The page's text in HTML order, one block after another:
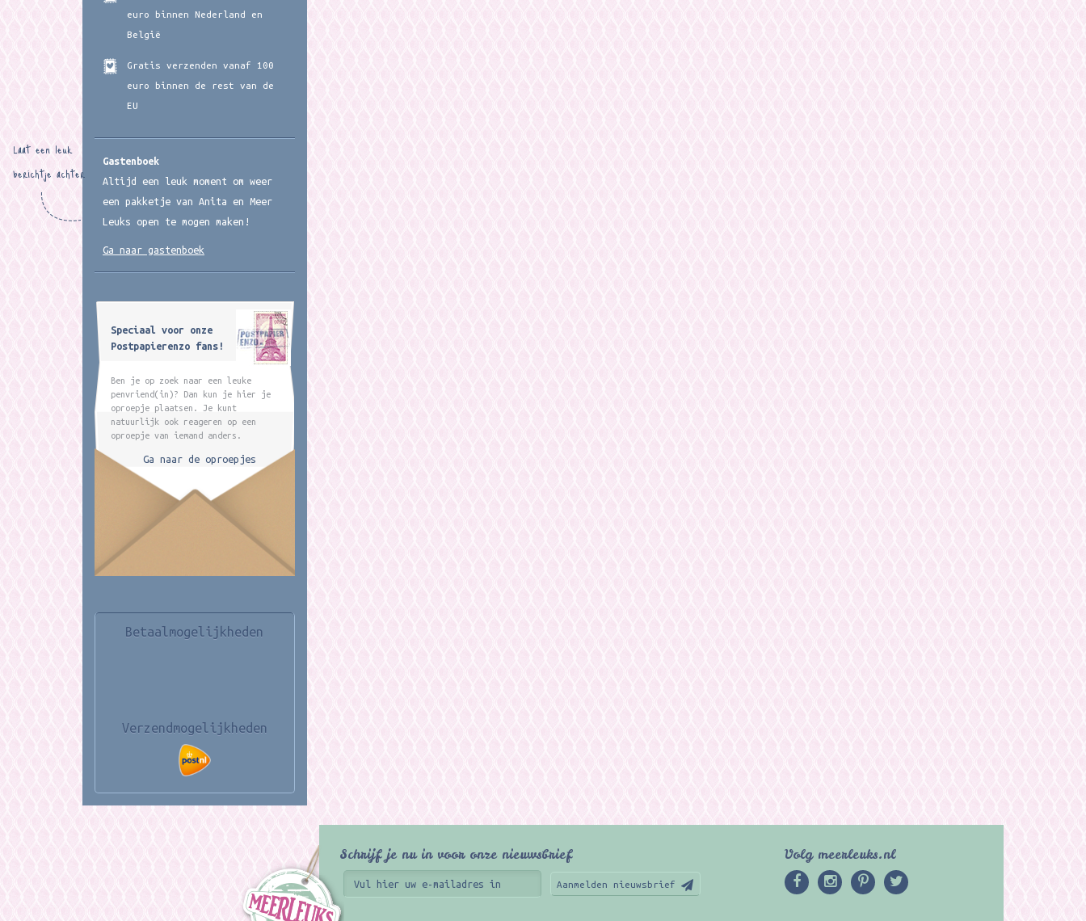
euro binnen Nederland en
België
Gratis verzenden vanaf 100
euro binnen de rest van de
EU
Gastenboek
Altijd een leuk moment om weer
een pakketje van Anita en Meer
Leuks open te mogen maken!
Laat een leuk
berichtje achter
Ga naar gastenboek
Speciaal voor onze
Postpapierenzo fans!
Ben je op zoek naar een leuke
penvriend(in)? Dan kun je hier je
oproepje plaatsen. Je kunt
natuurlijk ook reageren op een
oproepje van iemand anders.
Ga naar de oproepjes
Betaalmogelijkheden
Verzendmogelijkheden
Schrijf je nu in voor onze nieuwsbrief
Aanmelden nieuwsbrief
Volg meerleuks.nl